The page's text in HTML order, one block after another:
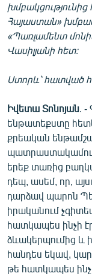
Русский
ՀԵՏԵՎԵՔ ՄԵԶ
«Ազատության»
Հայաստան»
«Պառլամենտ
Վասիլյանի հետ։
Ստորև՝ հատված
Իվետա Տոնոյան .
ենթատեքստը
քրեական
երեք տառից
դեպ, ասեմ, որ,
դարձավ պարոն
իրականում
հատկապես ինչի
ձևակերպումից և
հանդես եկավ,
թե հատկապես